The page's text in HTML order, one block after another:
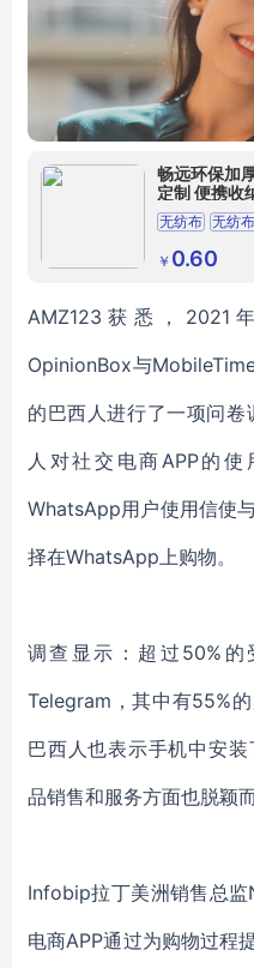
畅远环保加
定制 便携收
无纺布 无纺
无纺布袋
￥ 0.60
AMZ123获悉，2021
OpinionBox与
的巴西人进行了一项问
人对社交电商APP的
WhatsApp用户使用信使
择在WhatsApp上购物。
调查显示：超过50%
Telegram，其中有55%
巴西人也表示手机中安
品销售和服务方面也脱颖而
Infobip拉丁美洲销售总
电商APP通过为购物过程